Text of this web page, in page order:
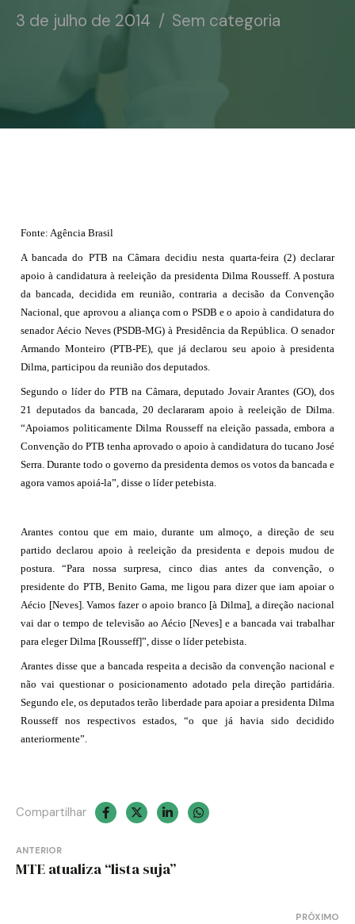
3 de julho de 2014 Sem categoria
Fonte: Agência Brasil
A bancada do PTB na Câmara decidiu nesta quarta-feira (2) declarar
apoio à candidatura à reeleição da presidenta Dilma Rousseff. A postura
da bancada, decidida em reunião, contraria a decisão da Convenção
Nacional, que aprovou a aliança com o PSDB e o apoio à candidatura do
senador Aécio Neves (PSDB-MG) à Presidência da República. O senador
Armando Monteiro (PTB-PE), que já declarou seu apoio à presidenta
Dilma, participou da reunião dos deputados.
Segundo o líder do PTB na Câmara, deputado Jovair Arantes (GO), dos
21 deputados da bancada, 20 declararam apoio à reeleição de Dilma.
“Apoiamos politicamente Dilma Rousseff na eleição passada, embora a
Convenção do PTB tenha aprovado o apoio à candidatura do tucano José
Serra. Durante todo o governo da presidenta demos os votos da bancada e
agora vamos apoiá-la”, disse o líder petebista.
Arantes contou que em maio, durante um almoço, a direção de seu
partido declarou apoio à reeleição da presidenta e depois mudou de
postura. “Para nossa surpresa, cinco dias antes da convenção, o
presidente do PTB, Benito Gama, me ligou para dizer que iam apoiar o
Aécio [Neves]. Vamos fazer o apoio branco [à Dilma], a direção nacional
vai dar o tempo de televisão ao Aécio [Neves] e a bancada vai trabalhar
para eleger Dilma [Rousseff]”, disse o líder petebista.
Arantes disse que a bancada respeita a decisão da convenção nacional e
não vai questionar o posicionamento adotado pela direção partidária.
Segundo ele, os deputados terão liberdade para apoiar a presidenta Dilma
Rousseff nos respectivos estados, “o que já havia sido decidido
anteriormente”.
Compartilhar
Navegação
de
ANTERIOR
MTE atualiza “lista suja”
PRÓXIMO